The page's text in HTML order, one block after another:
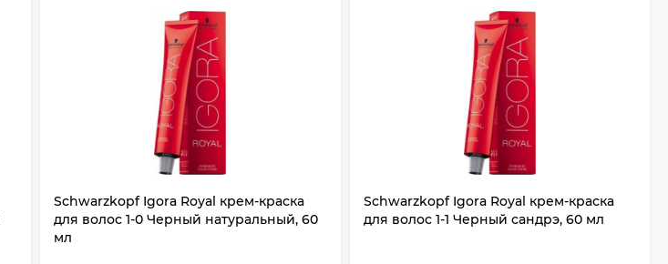
Schwarzkopf Igora Royal крем-краска
для волос 1-0 Черный натуральный, 60
мл
Schwarzkopf Igora Royal крем-краска
для волос 1-1 Черный сандрэ, 60 мл